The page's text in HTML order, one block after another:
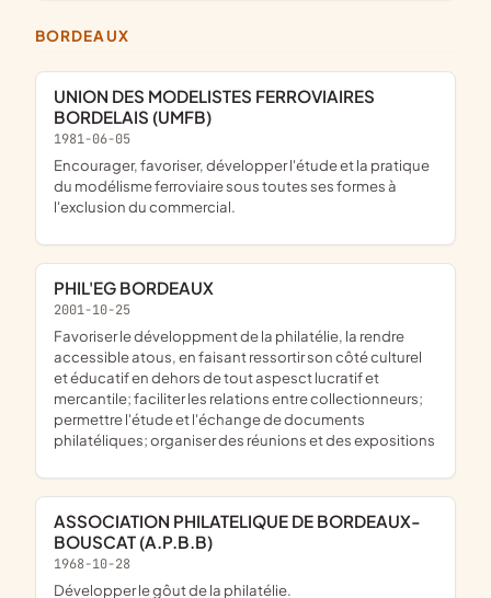
BORDEAUX
UNION DES MODELISTES FERROVIAIRES
BORDELAIS (UMFB)
1981-06-05
Encourager, favoriser, développer l'étude et la pratique
du modélisme ferroviaire sous toutes ses formes à
l'exclusion du commercial.
PHIL'EG BORDEAUX
2001-10-25
favoriser le développment de la philatélie, la rendre
accessible atous, en faisant ressortir son côté culturel
et éducatif en dehors de tout aspesct lucratif et
mercantile; faciliter les relations entre collectionneurs;
permettre l'étude et l'échange de documents
philatéliques; organiser des réunions et des expositions
ASSOCIATION PHILATELIQUE DE BORDEAUX-
BOUSCAT (A.P.B.B)
1968-10-28
Développer le gôut de la philatélie.